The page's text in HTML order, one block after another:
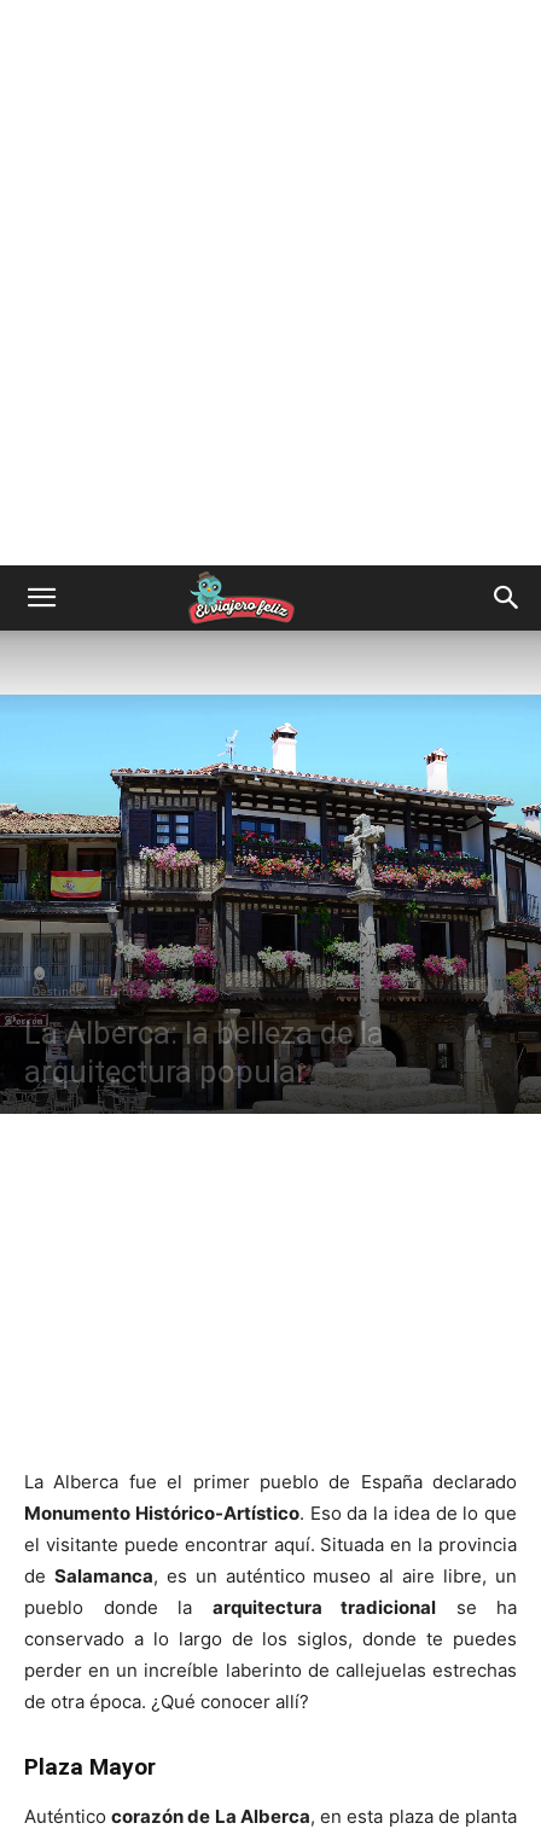
Destinos Europa
La Alberca: la belleza de la
arquitectura popular
La Alberca fue el primer pueblo de España declarado
Monumento Histórico-Artístico. Eso da la idea de lo que
el visitante puede encontrar aquí. Situada en la provincia
de Salamanca, es un auténtico museo al aire libre, un
pueblo donde la arquitectura tradicional se ha
conservado a lo largo de los siglos, donde te puedes
perder en un increíble laberinto de callejuelas estrechas
de otra época. ¿Qué conocer allí?
Plaza Mayor
Auténticocorazón de La Alberca, en esta plaza de planta